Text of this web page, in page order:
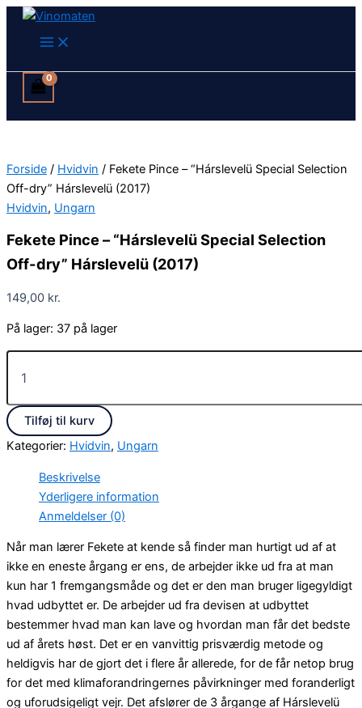
Gå
indholdet
Forside / Hvidvin / Fekete Pince – “Hárslevelü Special Selection
Off-dry” Hárslevelü (2017)
Hvidvin, Ungarn
Fekete Pince – “Hárslevelü Special Selection
Off-dry” Hárslevelü (2017)
149,00 kr.
På lager: 37 på lager
Fekete
Pince
Special
Selection
Off-
dry"
antal
Tilføj til kurv
Kategorier: Hvidvin, Ungarn
Beskrivelse
Yderligere information
Anmeldelser (0)
Når man lærer Fekete at kende så finder man hurtigt ud af at
ikke en eneste årgang er ens, de arbejder ikke ud fra at man
kun har 1 fremgangsmåde og det er den man bruger ligegyldigt
hvad udbyttet er. De arbejder ud fra devisen at udbyttet
bestemmer hvad man kan lave og hvordan man får det bedste
ud af årets høst. Det er en vanvittig prisværdig metode og
heldigvis har de gjort det i flere år allerede, for de får netop brug
for det med klimaforandringernes påvirkninger med foranderligt
og uforudsigeligt vejr. Det afslører de 3 årgange af Hárslevelü